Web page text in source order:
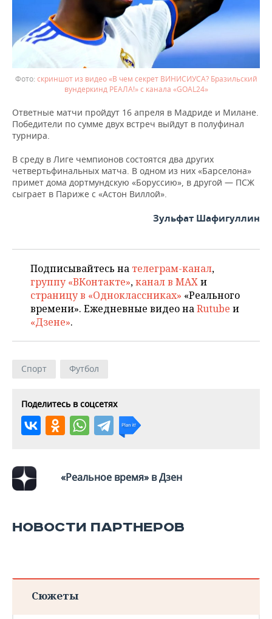
скриншот из видео «В чем секрет ВИНИСИУСА? Бразильский
вундеркинд РЕАЛА!» с канала «GOAL24»
Ответные матчи пройдут 16 апреля в Мадриде и Милане.
Победители по сумме двух встреч выйдут в полуфинал
турнира.
В среду в Лиге чемпионов состоятся два других
четвертьфинальных матча. В одном из них «Барселона»
примет дома дортмундскую «Боруссию», в другой — ПСЖ
сыграет в Париже с «Астон Виллой».
Зульфат Шафигуллин
Подписывайтесь на телеграм-канал,
группу «ВКонтакте»,канал в MAXи
страницу в «Одноклассниках» «Реального
времени». Ежедневные видео наRutube и
«Дзене».
Спорт Футбол
Поделитесь в соцсетях
«Реальное время» в Дзен
НОВОСТИ ПАРТНЕРОВ
Сюжеты